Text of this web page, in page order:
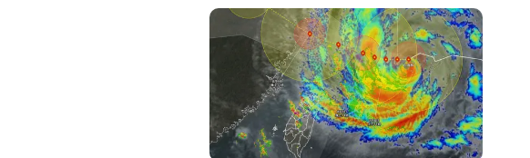
各過各的，低調簽字離婚，今（8日)父親
節，廖錦德曬出媽媽照顧著爸爸的照片，
形容這是不計前嫌的真愛。